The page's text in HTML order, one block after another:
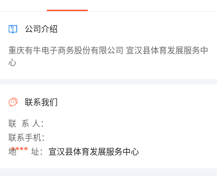
公司介绍
重庆有牛电子商务股份有限公司 宣汉县体育发展服务中
心
联系我们
联 系 人：
联系手机：
****
地 址： 宣汉县体育发展服务中心